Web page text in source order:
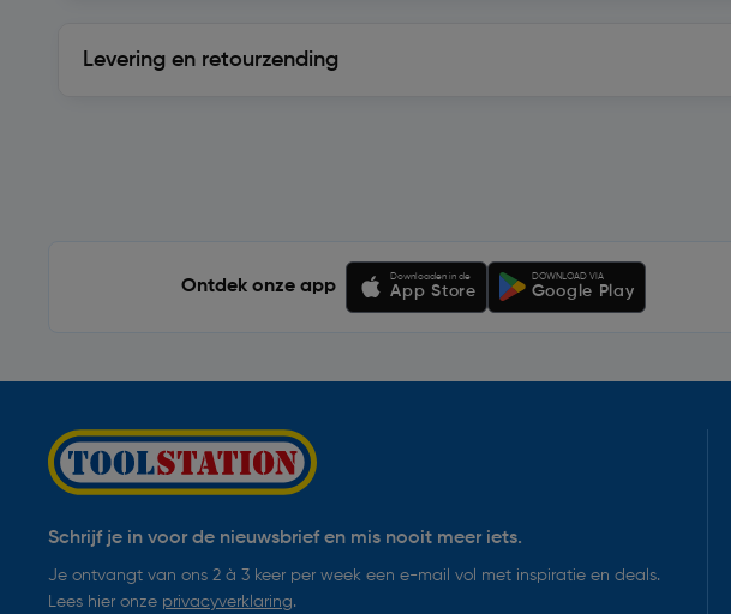
Levering en retourzending
Ontdek onze app
Downloaden in de
App Store
DOWNLOAD VIA
Google Play
Schrijf je in voor de nieuwsbrief en mis nooit meer iets.
Je ontvangt van ons 2 à 3 keer per week een e-mail vol met inspiratie en deals.
Lees hier onze privacyverklaring.